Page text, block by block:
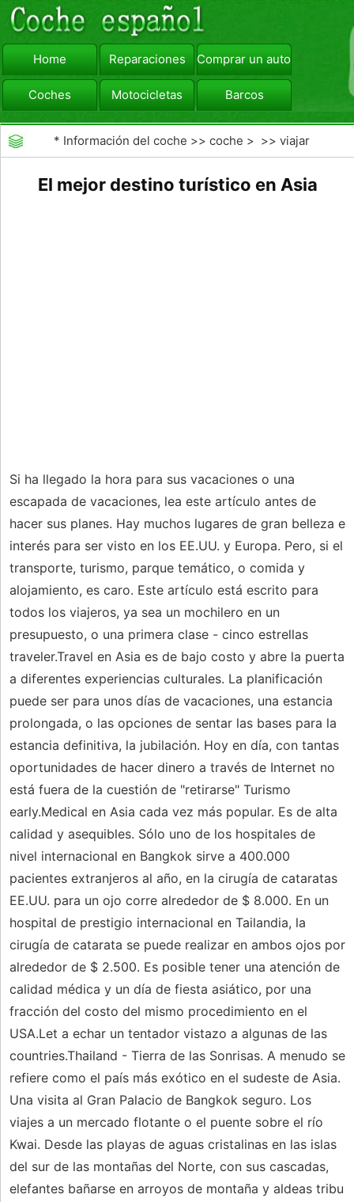
Home Reparaciones Comprar un automóvil
Coches Motocicletas Barcos
viajar Camiones
* Información del coche >>coche > >>viajar
El mejor destino turístico en Asia
Si ha llegado la hora para sus vacaciones o una
escapada de vacaciones, lea este artículo antes de
hacer sus planes. Hay muchos lugares de gran belleza e
interés para ser visto en los EE.UU. y Europa. Pero, si el
transporte, turismo, parque temático, o comida y
alojamiento, es caro. Este artículo está escrito para
todos los viajeros, ya sea un mochilero en un
presupuesto, o una primera clase - cinco estrellas
traveler.Travel en Asia es de bajo costo y abre la puerta
a diferentes experiencias culturales. La planificación
puede ser para unos días de vacaciones, una estancia
prolongada, o las opciones de sentar las bases para la
estancia definitiva, la jubilación. Hoy en día, con tantas
oportunidades de hacer dinero a través de Internet no
está fuera de la cuestión de "retirarse" Turismo
early.Medical en Asia cada vez más popular. Es de alta
calidad y asequibles. Sólo uno de los hospitales de
nivel internacional en Bangkok sirve a 400.000
pacientes extranjeros al año, en la cirugía de cataratas
EE.UU. para un ojo corre alrededor de $ 8.000. En un
hospital de prestigio internacional en Tailandia, la
cirugía de catarata se puede realizar en ambos ojos por
alrededor de $ 2.500. Es posible tener una atención de
calidad médica y un día de fiesta asiático, por una
fracción del costo del mismo procedimiento en el
USA.Let a echar un tentador vistazo a algunas de las
countries.Thailand - Tierra de las Sonrisas. A menudo se
refiere como el país más exótico en el sudeste de Asia.
Una visita al Gran Palacio de Bangkok seguro. Los
viajes a un mercado flotante o el puente sobre el río
Kwai. Desde las playas de aguas cristalinas en las islas
del sur de las montañas del Norte, con sus cascadas,
elefantes bañarse en arroyos de montaña y aldeas tribu